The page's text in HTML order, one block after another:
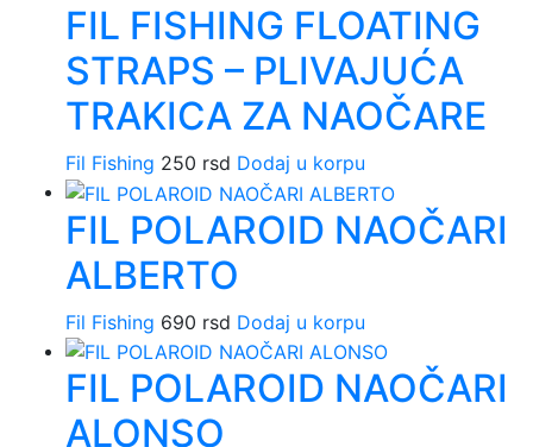
FIL FISHING FLOATING
STRAPS – PLIVAJUĆA
TRAKICA ZA NAOČARE
Fil Fishing 250 rsd Dodaj u korpu
FIL POLAROID NAOČARI
ALBERTO
Fil Fishing 690 rsd Dodaj u korpu
FIL POLAROID NAOČARI
ALONSO